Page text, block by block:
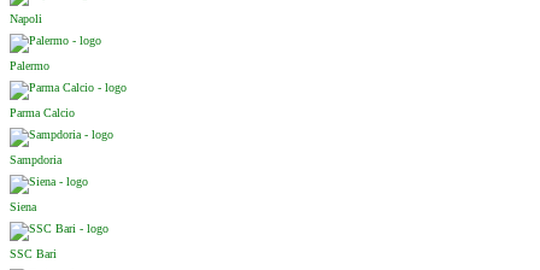
Napoli
Palermo
Parma Calcio
Sampdoria
Siena
SSC Bari